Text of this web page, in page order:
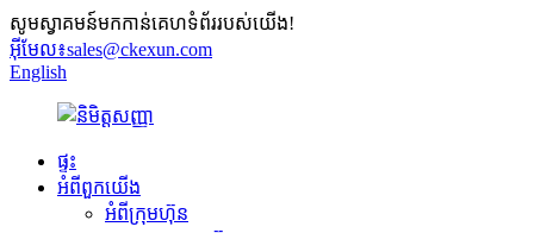
សូមស្វាគមន៍មកកាន់គេហទំព័ររបស់យើង!
អ៊ីមែល៖sales@ckexun.com
English
ផ្ទះ
អំពី​ពួក​យើង
អំពីក្រុមហ៊ុន